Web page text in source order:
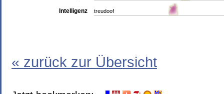
Intelligenz treudoof
« zurück zur Übersicht